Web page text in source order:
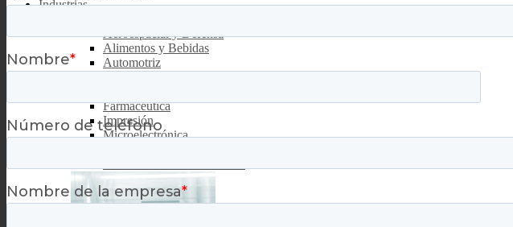
Industrias
Aeroespacial y Defensa
Alimentos y Bebidas
Automotriz
Farmacéutica
Impresión
Microelectrónica